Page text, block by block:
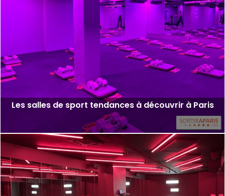
Les salles de sport tendances à découvrir à Paris